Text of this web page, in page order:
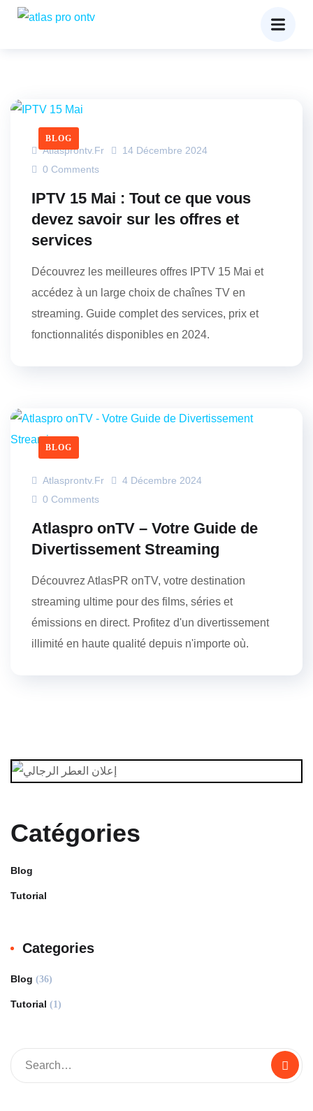
BLOG
Atlasprontv.fr
14 Décembre 2024
0 Comments
IPTV 15 Mai : Tout ce que vous
devez savoir sur les offres et
services
Découvrez les meilleures offres IPTV 15 Mai et
accédez à un large choix de chaînes TV en
streaming. Guide complet des services, prix et
fonctionnalités disponibles en 2024.
BLOG
Atlasprontv.fr
4 Décembre 2024
0 Comments
Atlaspro onTV – Votre Guide de
Divertissement Streaming
Découvrez AtlasPR onTV, votre destination
streaming ultime pour des films, séries et
émissions en direct. Profitez d'un divertissement
illimité en haute qualité depuis n'importe où.
Catégories
Blog
Tutorial
Categories
Blog (36)
Tutorial (1)